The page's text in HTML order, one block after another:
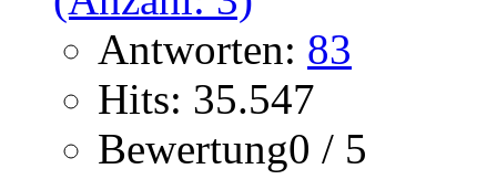
Antworten: 83
Hits: 35.547
Bewertung0 / 5